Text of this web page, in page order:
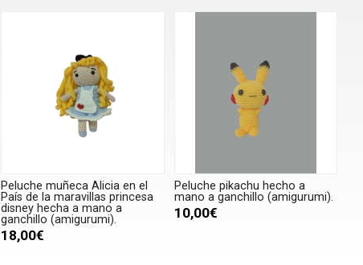
Peluche muñeca Alicia en el
País de la maravillas princesa
disney hecha a mano a
ganchillo (amigurumi).
18,00€
Peluche pikachu hecho a
mano a ganchillo (amigurumi).
10,00€